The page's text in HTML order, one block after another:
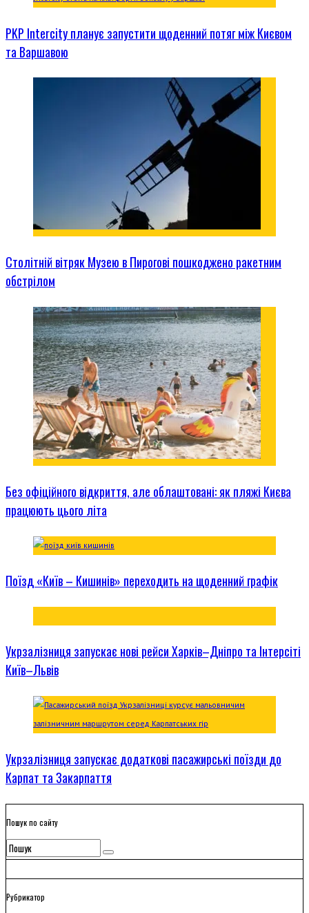
PKP Intercity планує запустити щоденний потяг між Києвом
та Варшавою
Столітній вітряк Музею в Пирогові пошкоджено ракетним
обстрілом
Без офіційного відкриття, але облаштовані: як пляжі Києва
працюють цього літа
Поїзд «Київ – Кишинів» переходить на щоденний графік
Укрзалізниця запускає нові рейси Харків–Дніпро та Інтерсіті
Київ–Львів
Укрзалізниця запускає додаткові пасажирські поїзди до
Карпат та Закарпаття
Пошук по сайту
Рубрикатор